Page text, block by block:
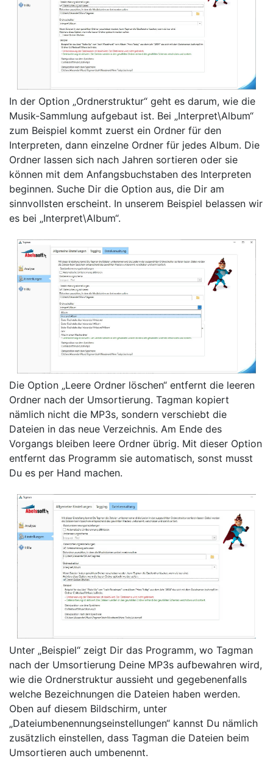
In der Option „Ordnerstruktur“ geht es darum, wie die
Musik-Sammlung aufgebaut ist. Bei „Interpret\Album“
zum Beispiel kommt zuerst ein Ordner für den
Interpreten, dann einzelne Ordner für jedes Album. Die
Ordner lassen sich nach Jahren sortieren oder sie
können mit dem Anfangsbuchstaben des Interpreten
beginnen. Suche Dir die Option aus, die Dir am
sinnvollsten erscheint. In unserem Beispiel belassen wir
es bei „Interpret\Album“.
Die Option „Leere Ordner löschen“ entfernt die leeren
Ordner nach der Umsortierung. Tagman kopiert
nämlich nicht die MP3s, sondern verschiebt die
Dateien in das neue Verzeichnis. Am Ende des
Vorgangs bleiben leere Ordner übrig. Mit dieser Option
entfernt das Programm sie automatisch, sonst musst
Du es per Hand machen.
Unter „Beispiel“ zeigt Dir das Programm, wo Tagman
nach der Umsortierung Deine MP3s aufbewahren wird,
wie die Ordnerstruktur aussieht und gegebenenfalls
welche Bezeichnungen die Dateien haben werden.
Oben auf diesem Bildschirm, unter
„Dateiumbenennungseinstellungen“ kannst Du nämlich
zusätzlich einstellen, dass Tagman die Dateien beim
Umsortieren auch umbenennt.